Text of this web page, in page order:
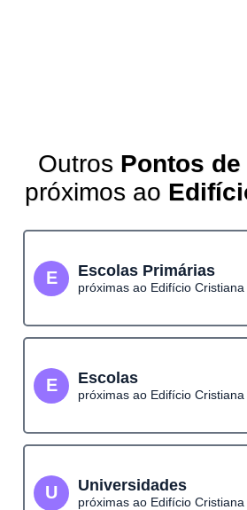
Outros Pontos
próximos ao
E Escolas Primárias
próximas ao Edifício Cristiana
E Escolas
próximas ao Edifício Cristiana
U Universidades
próximas ao Edifício Cristiana